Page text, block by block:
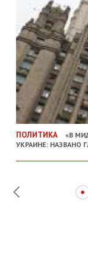
ПОЛИТИКА
«В
УКРАИНЕ: НАЗВАНО